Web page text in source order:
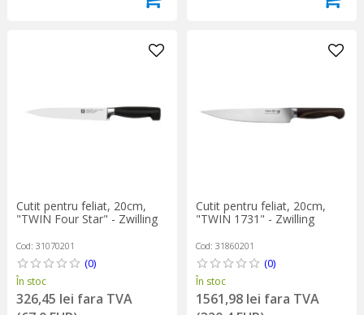
Cutit pentru feliat, 20cm,
"TWIN Four Star" - Zwilling
Cod: 31070201
(0)
În stoc
326,45 lei fara TVA
Cutit pentru feliat, 20cm,
"TWIN 1731" - Zwilling
Cod: 31860201
(0)
În stoc
1561,98 lei fara TVA